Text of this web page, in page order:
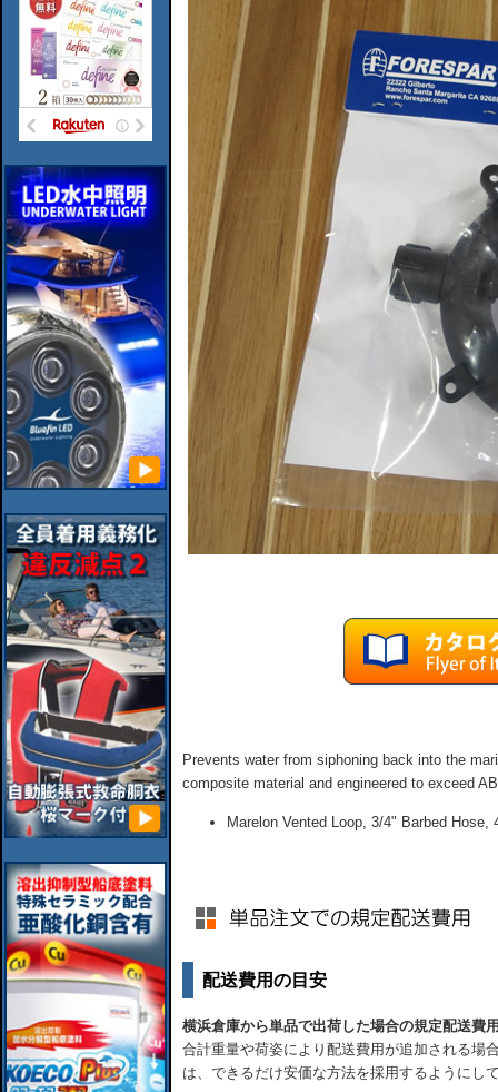
Prevents water from siphoning back into the
composite material and engineered to exceed
Marelon Vented Loop, 3/4" Barbed Hose,
配送費用の目安
横浜倉庫から単品で出荷した場合の規定配送費
合計重量や荷姿により配送費用が追加される場
は、できるだけ安価な方法を採用するようにし